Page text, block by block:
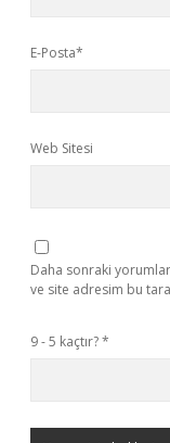
E-Posta*
Web Sitesi
Daha sonraki
ve site adresim bu
9 - 5 kaçtır?*